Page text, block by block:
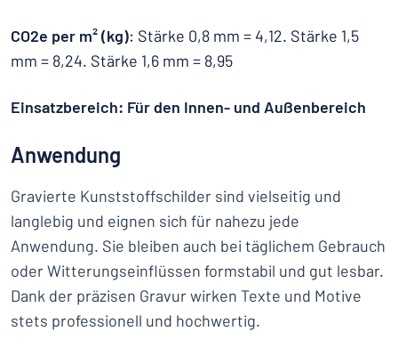
CO2e per m² (kg): Stärke 0,8 mm = 4,12. Stärke 1,5
mm = 8,24. Stärke 1,6 mm = 8,95
Einsatzbereich: Für den Innen- und Außenbereich
Anwendung
Gravierte Kunststoffschilder sind vielseitig und
langlebig und eignen sich für nahezu jede
Anwendung. Sie bleiben auch bei täglichem Gebrauch
oder Witterungseinflüssen formstabil und gut lesbar.
Dank der präzisen Gravur wirken Texte und Motive
stets professionell und hochwertig.